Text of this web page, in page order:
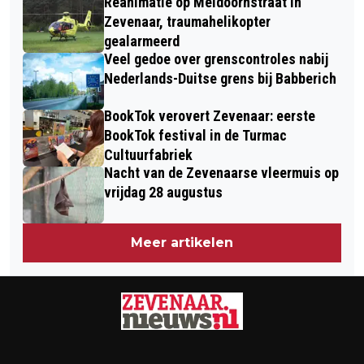
WIJK SCHRIJVERSHOEK IN ZEVENAAR
BABBERICHZevenaar, traumahelikopter
gealarmeerd
Veel gedoe over grenscontroles nabij
Nederlands-Duitse grens bij Babberich
BookTok verovert Zevenaar: eerste
BookTok festival in de Turmac
Cultuurfabriek
Nacht van de Zevenaarse vleermuis op
vrijdag 28 augustus
Meer artikelen